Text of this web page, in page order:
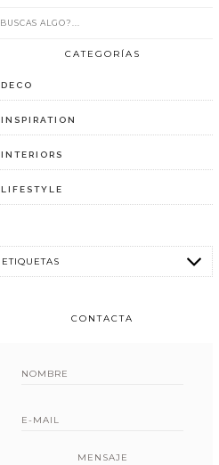
CATEGORÍAS
DECO
INSPIRATION
INTERIORS
LIFESTYLE
CONTACTA
MENSAJE